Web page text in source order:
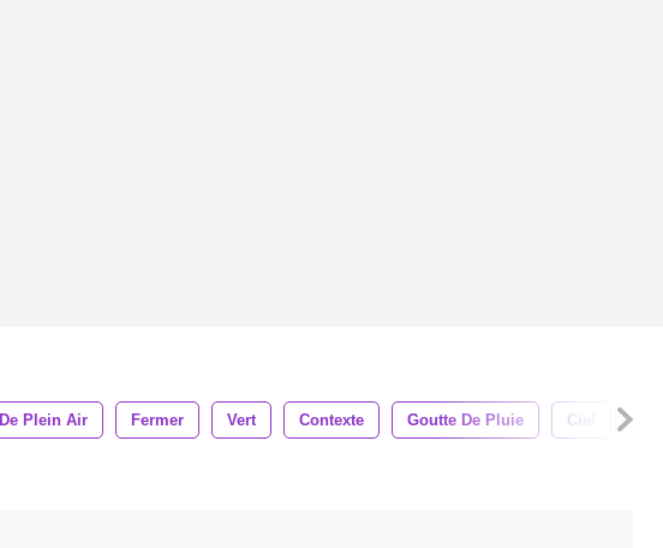
De Plein Air Fermer Vert Contexte Goutte De Pluie Ciel